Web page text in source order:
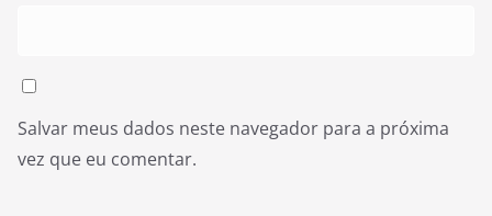
Salvar meus dados neste navegador para a próxima
vez que eu comentar.